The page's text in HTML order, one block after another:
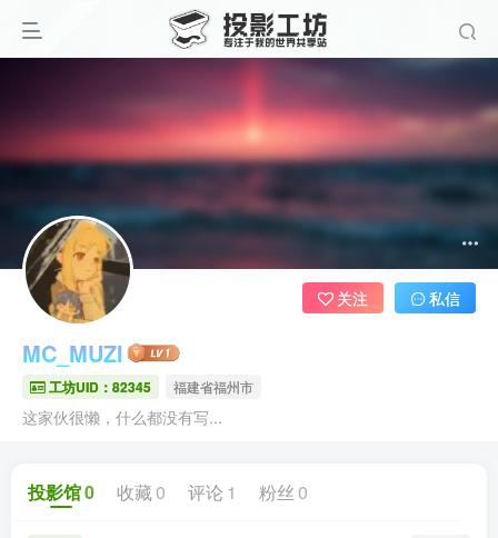
MC_MUZI
工坊UID：82345 福建省福州市
这家伙很懒，什么都没有写...
关注 私信
投影馆0 收藏 0 评论 1 粉丝 0